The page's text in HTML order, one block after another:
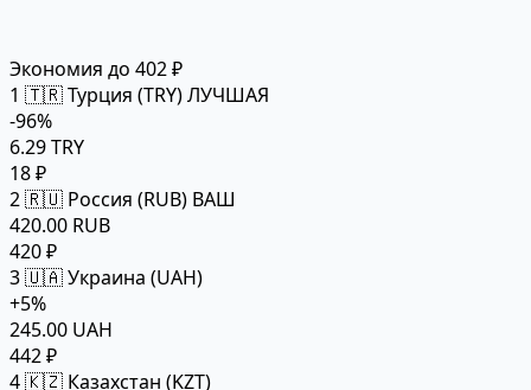
Экономия до 402 ₽
1 🇹🇷 Турция (TRY)ЛУЧШАЯ
-96%
6.29 TRY
18 ₽
2🇷🇺 Россия (RUB) ВАШ
420.00 RUB
420 ₽
3🇺🇦 Украина (UAH)
+5%
245.00 UAH
442 ₽
4🇰🇿 Казахстан (KZT)